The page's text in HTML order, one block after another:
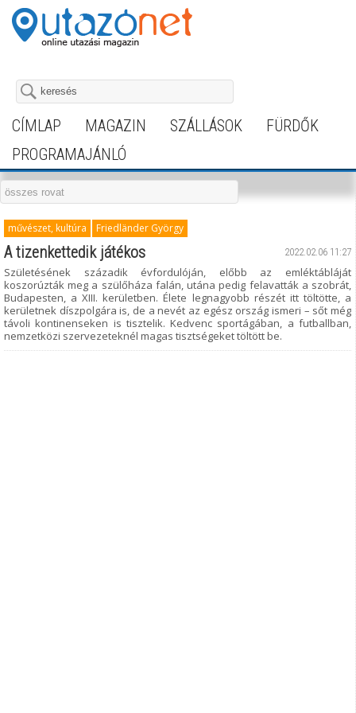
CÍMLAP MAGAZIN SZÁLLÁSOK
FÜRDŐK
PROGRAMAJÁNLÓ
művészet, kultúra Friedländer György
2022.02.06 11:27
A tizenkettedik játékos
Születésének századik évfordulóján, előbb az emléktábláját
koszorúzták meg a szülőháza falán, utána pedig felavatták a szobrát,
Budapesten, a XIII. kerületben. Élete legnagyobb részét itt töltötte, a
kerületnek díszpolgára is, de a nevét az egész ország ismeri – sőt még
távoli kontinenseken is tisztelik. Kedvenc sportágában, a futballban,
nemzetközi szervezeteknél magas tisztségeket töltött be.